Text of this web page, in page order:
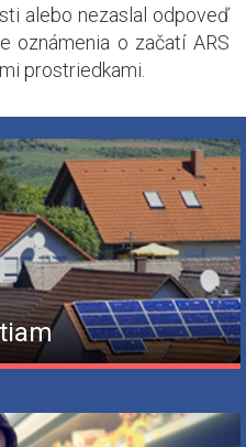
alebo nezaslal odpoveď
oznámenia o začatí ARS
prostriedkami.